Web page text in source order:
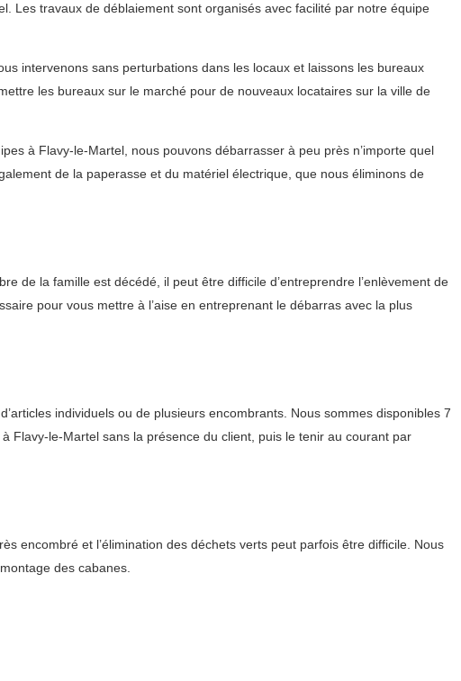
Les travaux de déblaiement sont organisés avec facilité par notre équipe
intervenons sans perturbations dans les locaux et laissons les bureaux
les bureaux sur le marché pour de nouveaux locataires sur la ville de
à Flavy-le-Martel, nous pouvons débarrasser à peu près n’importe quel
de la paperasse et du matériel électrique, que nous éliminons de
de la famille est décédé, il peut être difficile d’entreprendre l’enlèvement de
pour vous mettre à l’aise en entreprenant le débarras avec la plus
individuels ou de plusieurs encombrants. Nous sommes disponibles 7
Flavy-le-Martel sans la présence du client, puis le tenir au courant par
encombré et l’élimination des déchets verts peut parfois être difficile. Nous
des cabanes.